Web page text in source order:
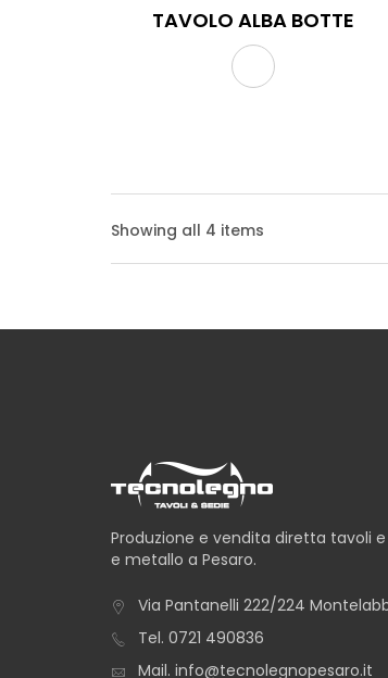
TAVOLO ALBA BOTTE
TAVOLO
Showing all 4 items
Produzione e vendita diretta tavoli
e metallo a Pesaro.
Via Pantanelli 222/224
Tel. 0721 490836
Mail. info@tecnolegnopesaro.it